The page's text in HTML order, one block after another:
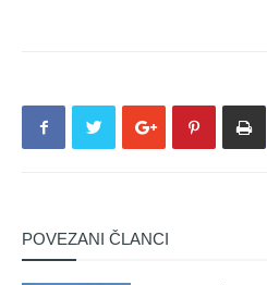
POVEZANI ČLANCI